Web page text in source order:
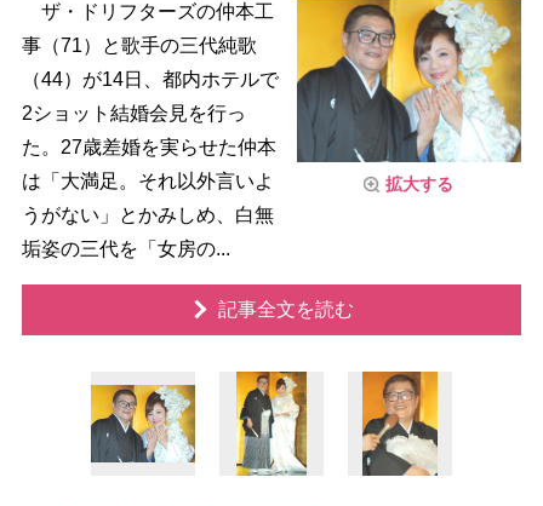
拡大する
ザ・ドリフターズの仲本工
事（71）と歌手の三代純歌
（44）が14日、都内ホテルで
2ショット結婚会見を行っ
た。27歳差婚を実らせた仲本
は「大満足。それ以外言いよ
うがない」とかみしめ、白無
垢姿の三代を「女房の...
記事全文を読む